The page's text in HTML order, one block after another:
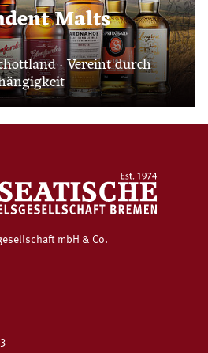
Malts
· Vereint durch
mbH & Co.